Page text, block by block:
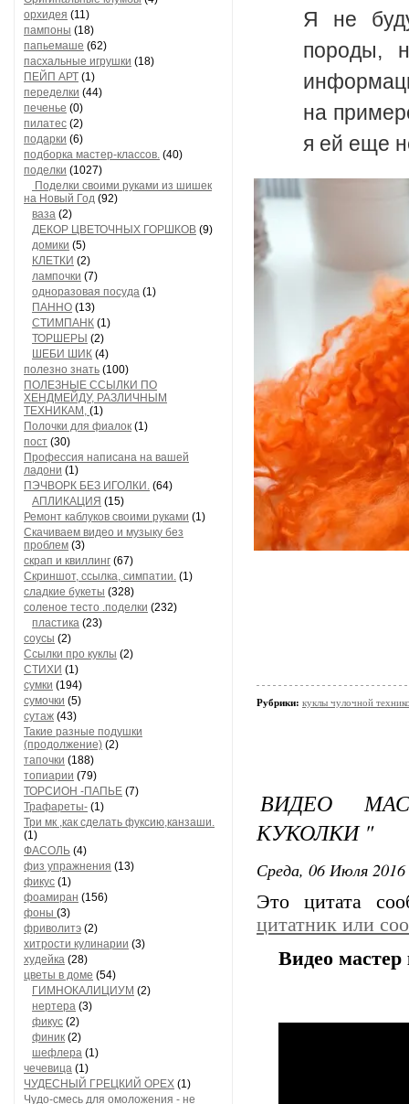
орхидея (11)
пампоны (18)
папьемаше (62)
пасхальные игрушки (18)
ПЕЙП АРТ (1)
переделки (44)
печенье (0)
пилатес (2)
подарки (6)
подборка мастер-классов. (40)
поделки (1027)
Поделки своими руками из шишек
на Новый Год (92)
ваза (2)
ДЕКОР ЦВЕТОЧНЫХ ГОРШКОВ (9)
домики (5)
КЛЕТКИ (2)
лампочки (7)
одноразовая посуда (1)
ПАННО (13)
СТИМПАНК (1)
ТОРШЕРЫ (2)
ШЕБИ ШИК (4)
полезно знать (100)
ПОЛЕЗНЫЕ ССЫЛКИ ПО
ХЕНДМЕЙДУ, РАЗЛИЧНЫМ
ТЕХНИКАМ, (1)
Полочки для фиалок (1)
пост (30)
Профессия написана на вашей
ладони (1)
ПЭЧВОРК БЕЗ ИГОЛКИ. (64)
АПЛИКАЦИЯ (15)
Ремонт каблуков своими руками (1)
Скачиваем видео и музыку без
проблем (3)
скрап и квиллинг (67)
Скриншот, ссылка, симпатии. (1)
сладкие букеты (328)
соленое тесто .поделки (232)
пластика (23)
соусы (2)
Ссылки про куклы (2)
СТИХИ (1)
сумки (194)
сумочки (5)
сутаж (43)
Такие разные подушки
(продолжение) (2)
тапочки (188)
топиарии (79)
ТОРСИОН -ПАПЬЕ (7)
Трафареты- (1)
Три мк ,как сделать фуксию,канзаши.
(1)
ФАСОЛЬ (4)
физ упражнения (13)
фикус (1)
фоамиран (156)
фоны (3)
фриволитэ (2)
хитрости кулинарии (3)
худейка (28)
цветы в доме (54)
ГИМНОКАЛИЦИУМ (2)
нертера (3)
фикус (2)
финик (2)
шефлера (1)
чечевица (1)
ЧУДЕСНЫЙ ГРЕЦКИЙ ОРЕХ (1)
Чудо-смесь для омоложения - не
Я не
породы,
на
я ей еще
Рубрики: куклы чулочной
ВИДЕО
КУКОЛКИ "
Среда, 06 Июля
Это цитата
цитатник или
Видео